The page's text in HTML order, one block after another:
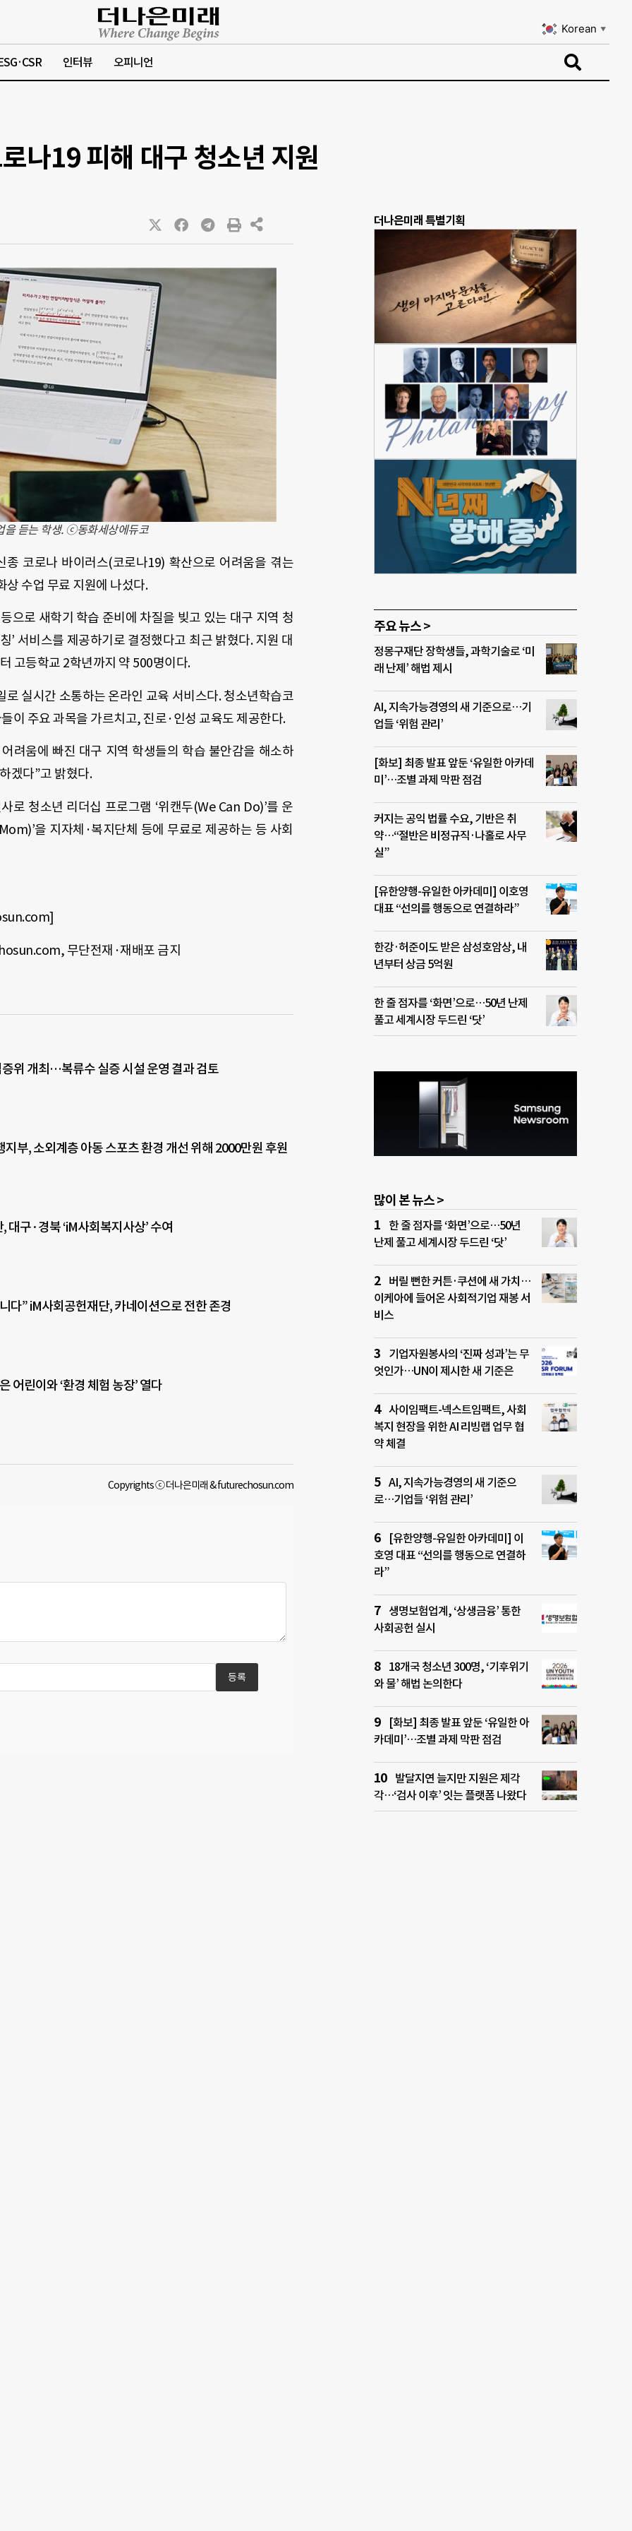
Korean ▼
인터뷰 오피니언
나19 피해 대구 청소년 지원
을 듣는 학생. ⓒ동화세상에듀코
코로나 바이러스(코로나19) 확산으로 어려움을 겪는
상 수업 무료 지원에 나섰다.
으로 새학기 학습 준비에 차질을 빚고 있는 대구 지역 청
’ 서비스를 제공하기로 결정했다고 최근 밝혔다. 지원 대
고등학교 2학년까지 약 500명이다.
로 실시간 소통하는 온라인 교육 서비스다. 청소년학습코
이 주요 과목을 가르치고, 진로·인성 교육도 제공한다.
려움에 빠진 대구 지역 학생들의 학습 불안감을 해소하
겠다”고 밝혔다.
로 청소년 리더십 프로그램 ‘위캔두(We Can Do)’를 운
을 지자체·복지단체 등에 무료로 제공하는 등 사회
무단전재·재배포 금지
위 개최…복류수 실증 시설 운영 결과 검토
부, 소외계층 아동 스포츠 환경 개선 위해 2000만원 후원
대구·경북 ‘iM사회복지사상’ 수여
다” iM사회공헌재단, 카네이션으로 전한 존경
어린이와 ‘환경 체험 농장’ 열다
Copyrights ⓒ 더나은미래 & futurechosun.com
더나은미래 특별기획
주요 뉴스 >
정몽구재단 장학생들, 과학기술로 ‘미
래 난제’ 해법 제시
AI, 지속가능경영의 새 기준으로…기
업들 ‘위험 관리’
[화보] 최종 발표 앞둔 ‘유일한 아카데
미’…조별 과제 막판 점검
커지는 공익 법률 수요, 기반은 취
약…“절반은 비정규직·나홀로 사무
실”
[유한양행-유일한 아카데미] 이호영
대표 “선의를 행동으로 연결하라”
한강·허준이도 받은 삼성호암상, 내
년부터 상금 5억원
한 줄 점자를 ‘화면’으로…50년 난제
풀고 세계시장 두드린 ‘닷’
많이 본 뉴스 >
한 줄 점자를 ‘화면’으로…50년
난제 풀고 세계시장 두드린 ‘닷’
버릴 뻔한 커튼·쿠션에 새 가치…
이케아에 들어온 사회적기업 재봉 서
비스
기업자원봉사의 ‘진짜 성과’는 무
엇인가…UN이 제시한 새 기준은
사이임팩트-넥스트임팩트, 사회
복지 현장을 위한 AI 리빙랩 업무 협
약 체결
AI, 지속가능경영의 새 기준으
로…기업들 ‘위험 관리’
[유한양행-유일한 아카데미] 이
호영 대표 “선의를 행동으로 연결하
라”
생명보험업계, ‘상생금융’ 통한
사회공헌 실시
18개국 청소년 300명, ‘기후위기
와 물’ 해법 논의한다
[화보] 최종 발표 앞둔 ‘유일한 아
카데미’…조별 과제 막판 점검
발달지연 늘지만 지원은 제각
각…‘검사 이후’ 잇는 플랫폼 나왔다